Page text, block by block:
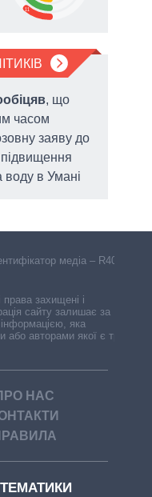
11
, що
часом
заяву до
воду в Умані
медіа – R40-
права захищені і
сайту залишає за
яка
авторами якої є треті
НАС
ТЕМАТИКИ